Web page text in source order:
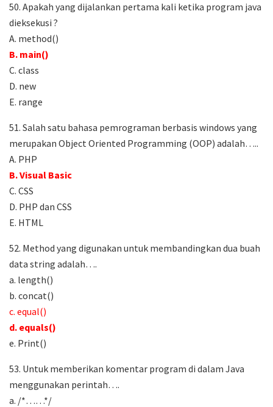
50. Apakah yang dijalankan pertama kali ketika program java
dieksekusi ?
A. method()
B. main()
C. class
D. new
E. range
51. Salah satu bahasa pemrograman berbasis windows yang
merupakan Object Oriented Programming (OOP) adalah…..
A. PHP
B. Visual Basic
C. CSS
D. PHP dan CSS
E. HTML
52. Method yang digunakan untuk membandingkan dua buah
data string adalah….
a. length()
b. concat()
c. equal()
d. equals()
e. Print()
53. Untuk memberikan komentar program di dalam Java
menggunakan perintah….
a. /*……*/